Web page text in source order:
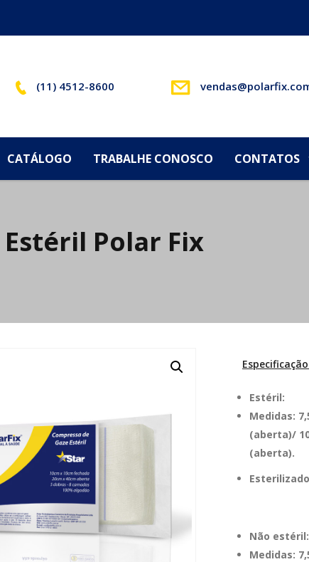
(11) 4512-8600
CATÁLOGO TRABALHE CONOSCO CONTATOS
Polar Fix
Estéril:
Medidas:
(aberta)/
(aberta).
Não estéril:
Medidas: